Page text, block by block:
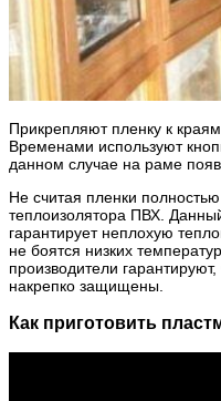
Прикрепляют пленку к
Временами используют
данном случае на раме
Не считая пленки
теплоизолятора ПВХ.
гарантирует неплохую
не боятся низких
производители
накрепко защищены.
Как приготовить